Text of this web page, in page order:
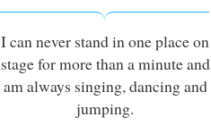
I can never stand in one place on
stage for more than a minute and
am always singing, dancing and
jumping.